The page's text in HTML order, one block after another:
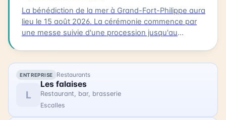
La bénédiction de la mer à Grand-Fort-Philippe aura
lieu le 15 août 2026. La cérémonie commence par
une messe suivie d'une procession jusqu'au
processionnels. La bénédiction est ensuite suivie
d'une procession des bateaux dans le chenal.
L'occasion est également prise pour ouvrir la
Maison de la Mer, permettant aux visiteurs de
découvrir ce lieu. La bénédiction de la mer est un
ENTREPRISE Restaurants
L
Les falaises
Restaurant, bar, brasserie
Escalles